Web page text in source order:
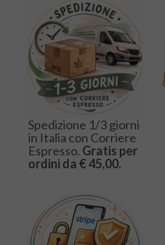
Spedizione 1/3 giorni
in Italia con Corriere
Espresso. Gratis per
ordini da € 45,00.